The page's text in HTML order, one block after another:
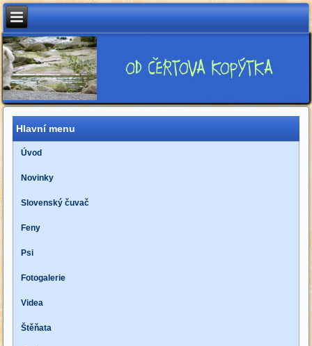
Hlavní menu
Úvod
Novinky
Slovenský čuvač
Feny
Psi
Fotogalerie
Videa
Štěňata